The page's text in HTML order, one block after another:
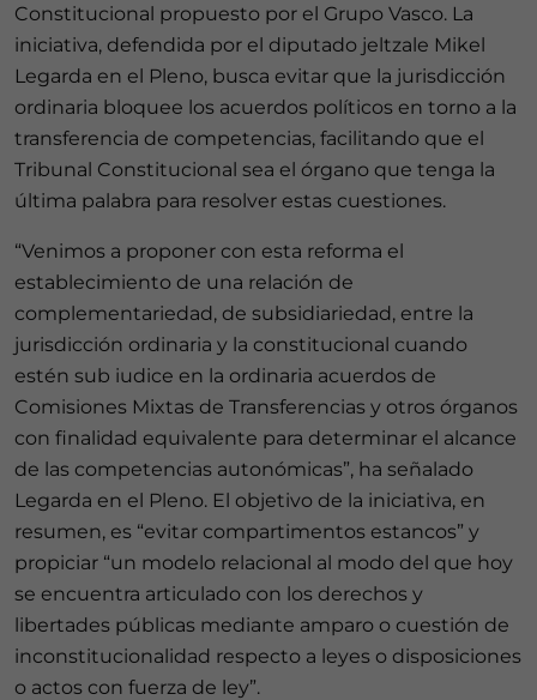
Constitucional propuesto por el Grupo Vasco. La
iniciativa, defendida por el diputado jeltzale Mikel
Legarda en el Pleno, busca evitar que la jurisdicción
ordinaria bloquee los acuerdos políticos en torno a la
transferencia de competencias, facilitando que el
Tribunal Constitucional sea el órgano que tenga la
última palabra para resolver estas cuestiones.
“Venimos a proponer con esta reforma el
establecimiento de una relación de
complementariedad, de subsidiariedad, entre la
jurisdicción ordinaria y la constitucional cuando
estén sub iudice en la ordinaria acuerdos de
Comisiones Mixtas de Transferencias y otros órganos
con finalidad equivalente para determinar el alcance
de las competencias autonómicas”, ha señalado
Legarda en el Pleno. El objetivo de la iniciativa, en
resumen, es “evitar compartimentos estancos” y
propiciar “un modelo relacional al modo del que hoy
se encuentra articulado con los derechos y
libertades públicas mediante amparo o cuestión de
inconstitucionalidad respecto a leyes o disposiciones
o actos con fuerza de ley”.